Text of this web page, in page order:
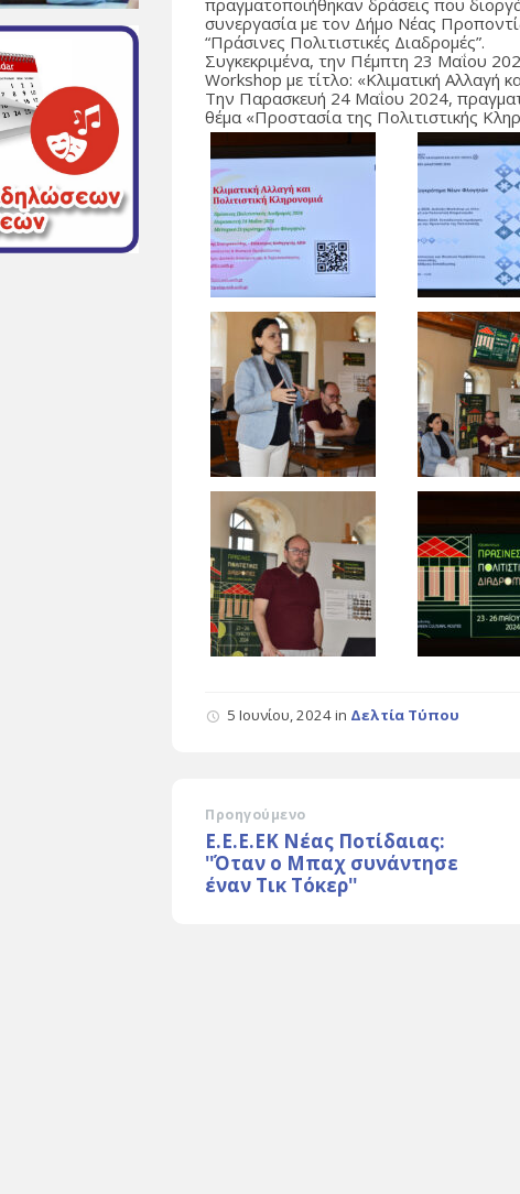
συνεργασία με τον Δήμο Νέας
“Πράσινες Πολιτιστικές Διαδρομές”.
Συγκεκριμένα, την Πέμπτη 23 Μαΐου
Workshop με τίτλο: «Κλιματική Αλλαγή
Την Παρασκευή 24 Μαΐου 2024,
θέμα «Προστασία της Πολιτιστικής
5 Ιουνίου, 2024in Δελτία Τύπου
Προηγούμενο
Ε.Ε.Ε.ΕΚ Νέας Ποτίδαιας:
''Όταν ο Μπαχ συνάντησε
έναν Τικ Τόκερ''